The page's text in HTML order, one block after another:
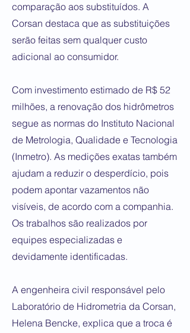
comparação aos substituídos. A
Corsan destaca que as substituições
serão feitas sem qualquer custo
adicional ao consumidor.
Com investimento estimado de R$ 52
milhões, a renovação dos hidrômetros
segue as normas do Instituto Nacional
de Metrologia, Qualidade e Tecnologia
(Inmetro). As medições exatas também
ajudam a reduzir o desperdício, pois
podem apontar vazamentos não
visíveis, de acordo com a companhia.
Os trabalhos são realizados por
equipes especializadas e
devidamente identificadas.
A engenheira civil responsável pelo
Laboratório de Hidrometria da Corsan,
Helena Bencke, explica que a troca é